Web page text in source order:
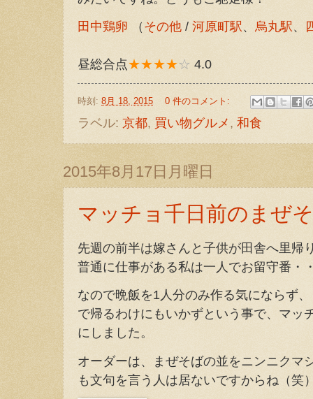
田中鶏卵 （その他 / 河原町駅、 烏丸駅、
昼総合点★★★★☆ 4.0
時刻: 8月 18, 2015 0 件のコメント:
ラベル: 京都, 買い物グルメ , 和食
2015年8月17日月曜日
マッチョ千日前のまぜ
先週の前半は嫁さんと子供が田舎へ里帰
普通に仕事がある私は一人でお留守番・
なので晩飯を1人分のみ作る気にならず
で帰るわけにもいかずという事で、マッ
にしました。
オーダーは、まぜそばの並をニンニクマ
も文句を言う人は居ないですからね（笑